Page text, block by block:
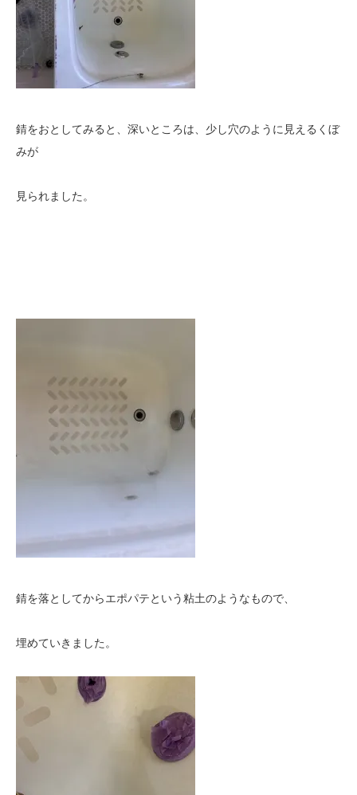
錆をおとしてみると、深いところは、少し穴のように見えるくぼ
みが
見られました。
錆を落としてからエポパテという粘土のようなもので、
埋めていきました。